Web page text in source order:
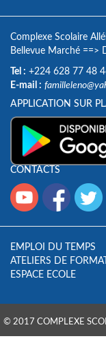
Complexe Scolaire
Bellevue Marché ==>
Tel : +224 628 77 48
E-mail :
APPLICATION SUR
CONTACTS
EMPLOI DU TEMPS
ATELIERS DE
ESPACE ECOLE
© 2017 COMPLEXE